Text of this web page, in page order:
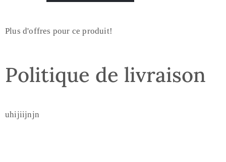
Plus d'offres pour ce produit!
Politique de livraison
uhijiijnjn